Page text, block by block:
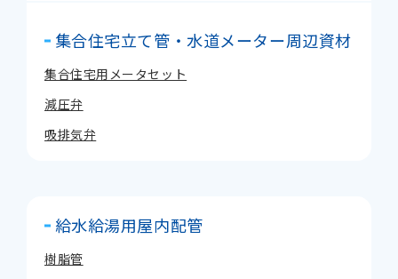
集合住宅立て管・水道メーター周辺資材
集合住宅用メータセット
減圧弁
吸排気弁
給水給湯用屋内配管
樹脂管